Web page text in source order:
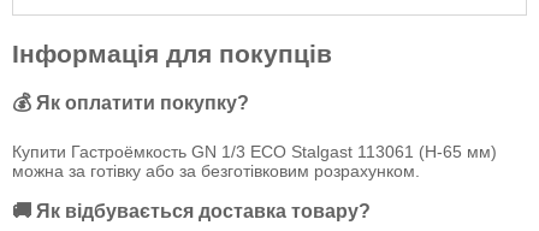
Інформація для покупців
💰 Як оплатити покупку?
Купити Гастроёмкость GN 1/3 ECO Stalgast 113061 (Н-65 мм)
можна за готівку або за безготівковим розрахунком.
🚚 Як відбувається доставка товару?